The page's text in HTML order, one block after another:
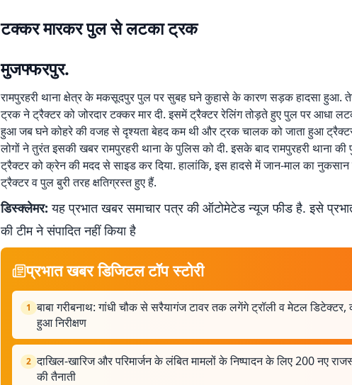
टक्कर मारकर पुल से लटका ट्रक
मुजफ्फरपुर.
रामपुरहरी थाना क्षेत्र के मकसूदपुर पुल पर सुबह घने कुहासे के कारण सड़क हादसा हुआ.
ट्रक ने ट्रैक्टर को जोरदार टक्कर मार दी. इसमें ट्रैक्टर रेलिंग तोड़ते हुए पुल पर आधा
हुआ जब घने कोहरे की वजह से दृश्यता बेहद कम थी और ट्रक चालक को जाता हुआ ट्रैक्टर
लोगों ने तुरंत इसकी खबर रामपुरहरी थाना के पुलिस को दी. इसके बाद रामपुरहरी थाना
ट्रैक्टर को क्रेन की मदद से साइड कर दिया. हालांकि, इस हादसे में जान-माल का
ट्रैक्टर व पुल बुरी तरह क्षतिग्रस्त हुए हैं.
डिस्क्लेमर: यह प्रभात खबर समाचार पत्र की ऑटोमेटेड न्यूज फीड है. इसे
की टीम ने संपादित नहीं किया है
प्रभात खबर डिजिटल टॉप स्टोरी
1 बाबा गरीबनाथ: गांधी चौक से सरैयागंज टावर तक लगेंगे ट्रॉली व मेटल डिटेक्टर,
हुआ निरीक्षण
2 दाखिल-खारिज और परिमार्जन के लंबित मामलों के निष्पादन के लिए 200 नए
की तैनाती